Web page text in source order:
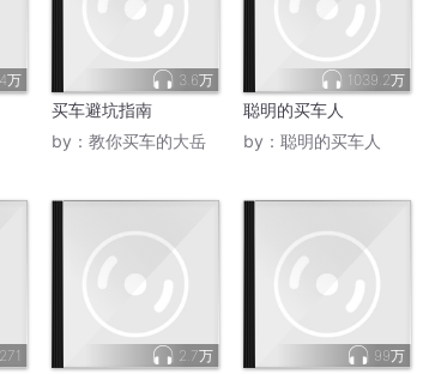
万 3.6万
买车避坑指南
by： 教你买车的大岳
1039.2万
聪明的买车人
by： 聪明的买车人
2.7万 99万